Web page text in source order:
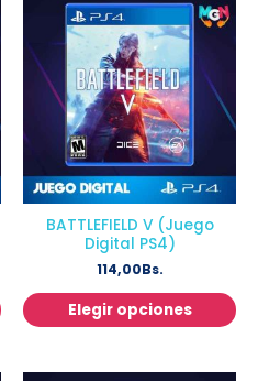
BATTLEFIELD V (Juego
Digital PS4)
114,00Bs.
Elegir opciones